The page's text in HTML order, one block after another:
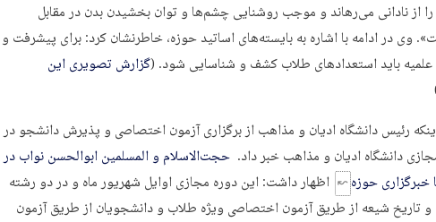
از نادانی می‌رهاند و موجب روشنایی چشم‌ها و توان بخشیدن بدن در مقابل
وی در ادامه با اشاره به بایسته‌های اساتید حوزه، خاطرنشان کرد: برای پیشرفت و
باید استعدادهای طلاب کشف و شناسایی شود. (گزارش تصویری این
رئیس دانشگاه ادیان و مذاهب از برگزاری آزمون اختصاصی و پذيرش دانشجو در
دانشگاه ادیان و مذاهب خبر داد. حجت‌الاسلام و المسلمين ابوالحسن نواب در
حوزه
اظهار داشت: این دوره مجازی اوایل شهریور ماه و در دو رشته
و تاریخ شیعه از طریق آزمون اختصاصی ویژه طلاب و دانشجویان از طریق آزمون